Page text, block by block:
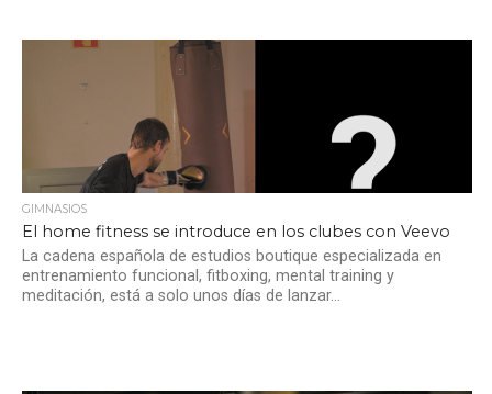
GIMNASIOS
El home fitness se introduce en los clubes con Veevo
La cadena española de estudios boutique especializada en
entrenamiento funcional, fitboxing, mental training y
meditación, está a solo unos días de lanzar...